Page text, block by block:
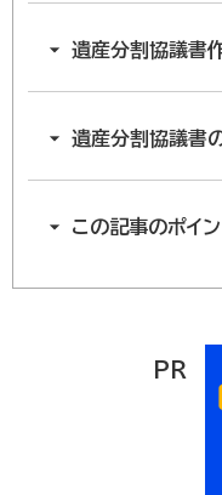
遺産分割協議書
遺産分割協議書
この記事のポイ
PR